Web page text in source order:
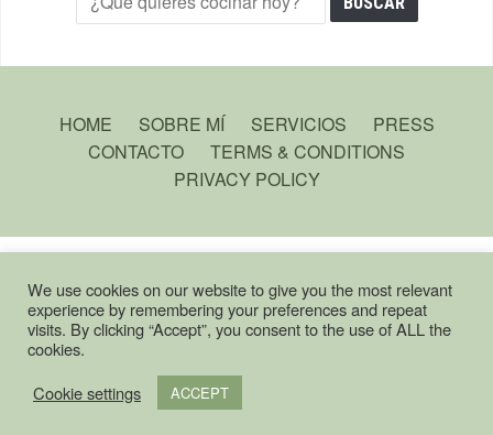
HOME SOBRE MÍ SERVICIOS
PRESS
CONTACTO
TERMS & CONDITIONS
PRIVACY POLICY
COPYRIGHT © ROOTSANDCOOK, 2025 - ALL RIGHT RESERVED.
— DESIGNED
BY WPZOOM
We use cookies on our website to give you the most relevant
experience by remembering your preferences and repeat
visits. By clicking “Accept”, you consent to the use of ALL the
cookies.
Cookie settings
ACCEPT
English